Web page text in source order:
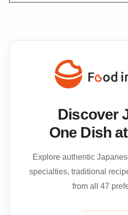
Discover
One Dish
Explore authentic
specialties, traditional
from all 47